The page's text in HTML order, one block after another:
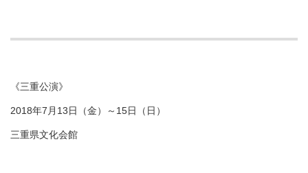
《三重公演》
2018年7月13日（金）～15日（日）
三重県文化会館